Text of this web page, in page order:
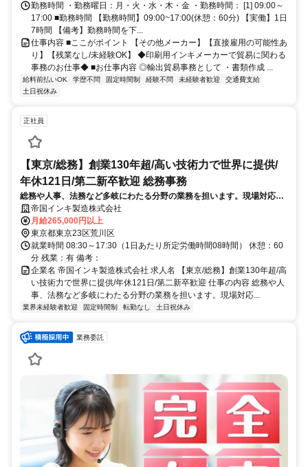
勤務時間 ・勤務曜日：月・火・水・木・金 ・勤務時間： [1] 09:00～
17:00 ■勤務時間 【勤務時間】09:00~17:00(休憩：60分) 【実働】1日
7時間 【備考】勤務時間を下...
仕事内容 ■ここがポイント 【その他メーカー】【直接雇用の可能性あ
り】【残業なし/未経験OK】 ◆印刷用インキメーカーで貿易に関わる
事務のお仕事◆ ■お仕事内容 ◎輸出貿易事務として ・書類作成 ...
給料前払いOK 学歴不問 固定時間制 経験不問 未経験者歓迎
交通費支給
土日祝休み
正社員
【東京/総務】創業130年超/高い技術力で世界に提供/
年休121日/第二新卒歓迎 総務事務
総務や人事、法務など多岐にわたる分野の業務を担います。現場対応を
通して社員が快適に働ける環境を作り、組織の円滑な運営に直接貢献で
きるやりがいがあります。
帝国インキ製造株式会社
月給265,000円以上
東京都東京23区荒川区
就業時間 08:30～17:30（1日あたり所定労働時間08時間） 休憩：60
分 残業：有 備考：
企業名 帝国インキ製造株式会社 求人名 【東京/総務】創業130年超/高
い技術力で世界に提供/年休121日/第二新卒歓迎 仕事の内容 総務や人
事、法務など多岐にわたる分野の業務を担います。現場対応...
業界未経験者歓迎 固定時間制 転勤なし 土日祝休み
業務委託